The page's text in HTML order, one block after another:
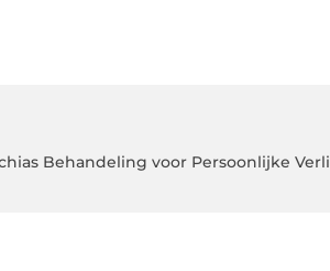
Behandeling voor Persoonlijke